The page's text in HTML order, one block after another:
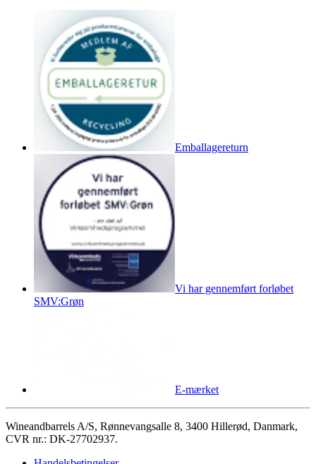
Emballagereturn
Vi har gennemført forløbet
SMV:Grøn
E-mærket
Wineandbarrels A/S, Rønnevangsalle 8, 3400 Hillerød, Danmark,
CVR nr.: DK-27702937.